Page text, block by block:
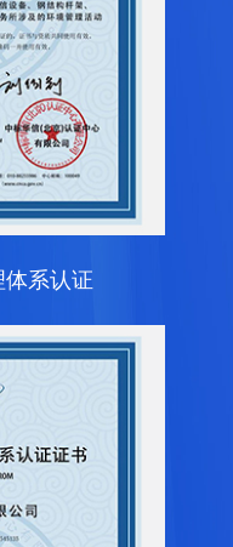
体系认证